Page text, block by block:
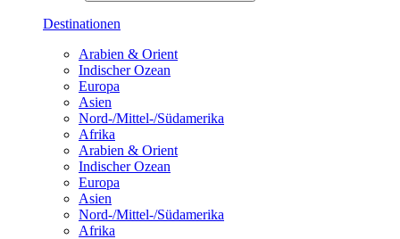
Destinationen
Arabien & Orient
Indischer Ozean
Europa
Asien
Nord-/Mittel-/Südamerika
Afrika
Arabien & Orient
Indischer Ozean
Europa
Asien
Nord-/Mittel-/Südamerika
Afrika